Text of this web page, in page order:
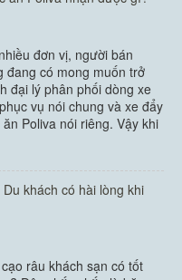
dùng phòng tắm
đơn vị, người bán
đang có mong muốn trở
đại lý phân phối dòng xe
vụ nói chung và xe đẩy
Poliva nói riêng. Vậy khi
đẩy thức ăn
khách có hài lòng khi
râu khách sạn có tốt